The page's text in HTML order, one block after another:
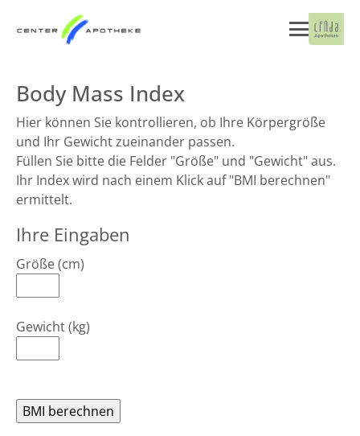
Body Mass Index
Hier können Sie kontrollieren, ob Ihre Körpergröße
und Ihr Gewicht zueinander passen.
Füllen Sie bitte die Felder "Größe" und "Gewicht" aus.
Ihr Index wird nach einem Klick auf "BMI berechnen"
ermittelt.
Ihre Eingaben
Größe (cm)
Gewicht (kg)